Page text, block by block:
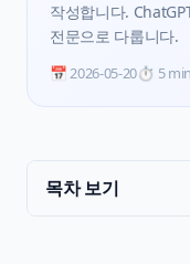
작성합니다.
전문으로 다룹니다.
📅2026-05-20⏱️ 5
목차 보기